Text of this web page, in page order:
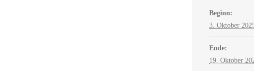
Beginn:
3. Oktober
Ende:
19. Oktober